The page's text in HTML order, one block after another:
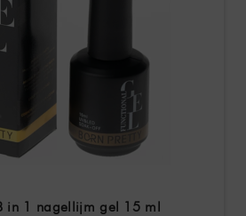
in 1 nagellijm gel 15 ml